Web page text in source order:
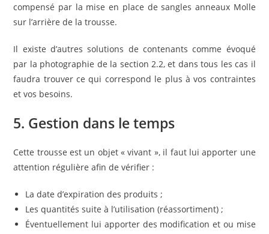
compensé par la mise en place de sangles anneaux Molle
sur l’arrière de la trousse.
Il existe d’autres solutions de contenants comme évoqué
par la photographie de la section 2.2, et dans tous les cas il
faudra trouver ce qui correspond le plus à vos contraintes
et vos besoins.
5. Gestion dans le temps
Cette trousse est un objet « vivant », il faut lui apporter une
attention régulière afin de vérifier :
La date d’expiration des produits ;
Les quantités suite à l’utilisation (réassortiment) ;
Éventuellement lui apporter des modification et ou mise